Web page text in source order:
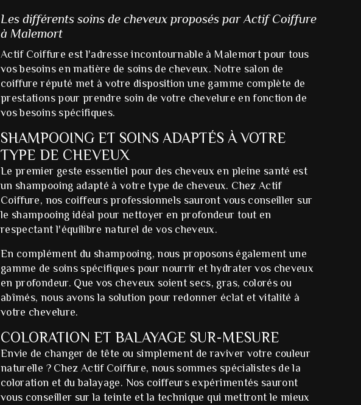
Les différents soins de cheveux proposés par Actif Coiffure
à Malemort
Actif Coiffure est l'adresse incontournable à Malemort pour tous
vos besoins en matière de soins de cheveux. Notre salon de
coiffure réputé met à votre disposition une gamme complète de
prestations pour prendre soin de votre chevelure en fonction de
vos besoins spécifiques.
SHAMPOOING ET SOINS ADAPTÉS À VOTRE
TYPE DE CHEVEUX
Le premier geste essentiel pour des cheveux en pleine santé est
un shampooing adapté à votre type de cheveux. Chez Actif
Coiffure, nos coiffeurs professionnels sauront vous conseiller sur
le shampooing idéal pour nettoyer en profondeur tout en
respectant l'équilibre naturel de vos cheveux.
En complément du shampooing, nous proposons également une
gamme de soins spécifiques pour nourrir et hydrater vos cheveux
en profondeur. Que vos cheveux soient secs, gras, colorés ou
abîmés, nous avons la solution pour redonner éclat et vitalité à
votre chevelure.
COLORATION ET BALAYAGE SUR-MESURE
Envie de changer de tête ou simplement de raviver votre couleur
naturelle ? Chez Actif Coiffure, nous sommes spécialistes de la
coloration et du balayage. Nos coiffeurs expérimentés sauront
vous conseiller sur la teinte et la technique qui mettront le mieux